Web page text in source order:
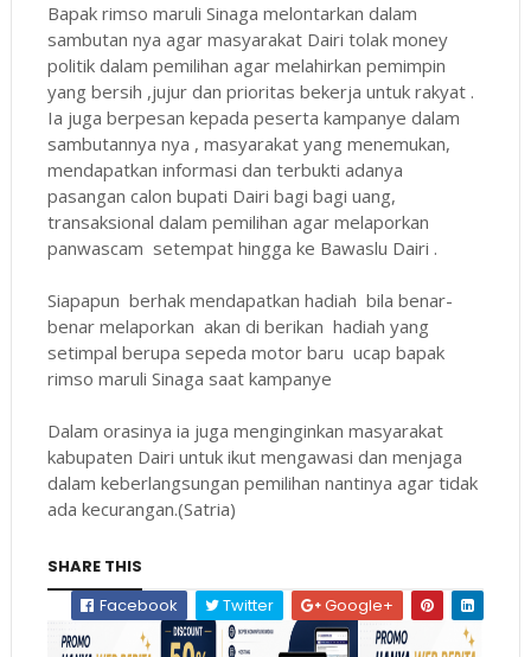
Bapak rimso maruli Sinaga melontarkan dalam
sambutan nya agar masyarakat Dairi tolak money
politik dalam pemilihan agar melahirkan pemimpin
yang bersih ,jujur dan prioritas bekerja untuk rakyat .
Ia juga berpesan kepada peserta kampanye dalam
sambutannya nya , masyarakat yang menemukan,
mendapatkan informasi dan terbukti adanya
pasangan calon bupati Dairi bagi bagi uang,
transaksional dalam pemilihan agar melaporkan
panwascam setempat hingga ke Bawaslu Dairi .
Siapapun berhak mendapatkan hadiah bila benar-
benar melaporkan akan di berikan hadiah yang
setimpal berupa sepeda motor baru ucap bapak
rimso maruli Sinaga saat kampanye
Dalam orasinya ia juga menginginkan masyarakat
kabupaten Dairi untuk ikut mengawasi dan menjaga
dalam keberlangsungan pemilihan nantinya agar tidak
ada kecurangan.(Satria)
SHARE THIS
Facebook
Twitter Google+